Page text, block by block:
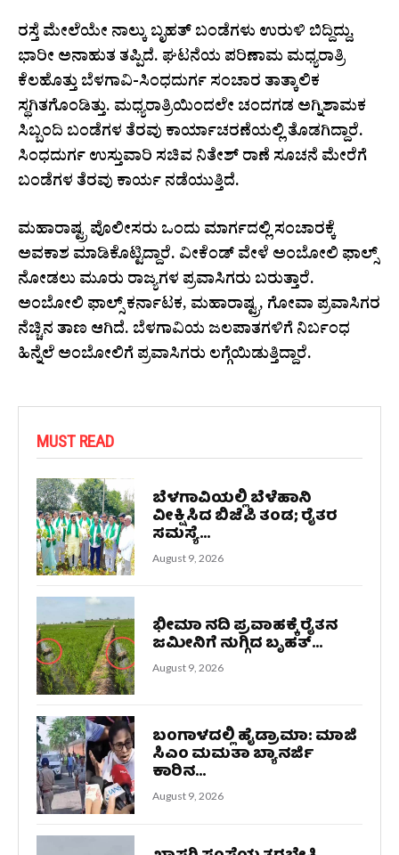
ರಸ್ತೆ ಮೇಲೆಯೇ ನಾಲ್ಕು ಬೃಹತ್ ಬಂಡೆಗಳು ಉರುಳಿ ಬಿದ್ದಿದ್ದು,
ಭಾರೀ ಅನಾಹುತ ತಪ್ಪಿದೆ. ಘಟನೆಯ ಪರಿಣಾಮ ಮಧ್ಯರಾತ್ರಿ
ಕೆಲಹೊತ್ತು ಬೆಳಗಾವಿ-ಸಿಂಧದುರ್ಗ ಸಂಚಾರ ತಾತ್ಕಾಲಿಕ
ಸ್ಥಗಿತಗೊಂಡಿತ್ತು. ಮಧ್ಯರಾತ್ರಿಯಿಂದಲೇ ಚಂದಗಡ ಅಗ್ನಿಶಾಮಕ
ಸಿಬ್ಬಂದಿ ಬಂಡೆಗಳ ತೆರವು ಕಾರ್ಯಾಚರಣೆಯಲ್ಲಿ ತೊಡಗಿದ್ದಾರೆ.
ಸಿಂಧದುರ್ಗ ಉಸ್ತುವಾರಿ ಸಚಿವ ನಿತೇಶ್ ರಾಣೆ ಸೂಚನೆ ಮೇರೆಗೆ
ಬಂಡೆಗಳ ತೆರವು ಕಾರ್ಯ ನಡೆಯುತ್ತಿದೆ.
ಮಹಾರಾಷ್ಟ್ರ ಪೊಲೀಸರು ಒಂದು ಮಾರ್ಗದಲ್ಲಿ ಸಂಚಾರಕ್ಕೆ
ಅವಕಾಶ ಮಾಡಿಕೊಟ್ಟಿದ್ದಾರೆ. ವೀಕೆಂಡ್ ವೇಳೆ ಅಂಬೋಲಿ ಫಾಲ್ಸ್
ನೋಡಲು ಮೂರು ರಾಜ್ಯಗಳ ಪ್ರವಾಸಿಗರು ಬರುತ್ತಾರೆ.
ಅಂಬೋಲಿ ಫಾಲ್ಸ್ ಕರ್ನಾಟಕ, ಮಹಾರಾಷ್ಟ್ರ, ಗೋವಾ ಪ್ರವಾಸಿಗರ
ನೆಚ್ಚಿನ ತಾಣ ಆಗಿದೆ. ಬೆಳಗಾವಿಯ ಜಲಪಾತಗಳಿಗೆ ನಿರ್ಬಂಧ
ಹಿನ್ನೆಲೆ ಅಂಬೋಲಿಗೆ ಪ್ರವಾಸಿಗರು ಲಗ್ಗೆಯಿಡುತ್ತಿದ್ದಾರೆ.
MUST READ
ಬೆಳಗಾವಿಯಲ್ಲಿ ಬೆಳೆಹಾನಿ
ವೀಕ್ಷಿಸಿದ ಬಿಜೆಪಿ ತಂಡ; ರೈತರ
ಸಮಸ್ಯೆ...
August 9, 2026
ಭೀಮಾ ನದಿ ಪ್ರವಾಹಕ್ಕೆ ರೈತನ
ಜಮೀನಿಗೆ ನುಗ್ಗಿದ ಬೃಹತ್...
August 9, 2026
ಬಂಗಾಳದಲ್ಲಿ ಹೈಡ್ರಾಮಾ: ಮಾಜಿ
ಸಿಎಂ ಮಮತಾ ಬ್ಯಾನರ್ಜಿ
ಕಾರಿನ...
August 9, 2026